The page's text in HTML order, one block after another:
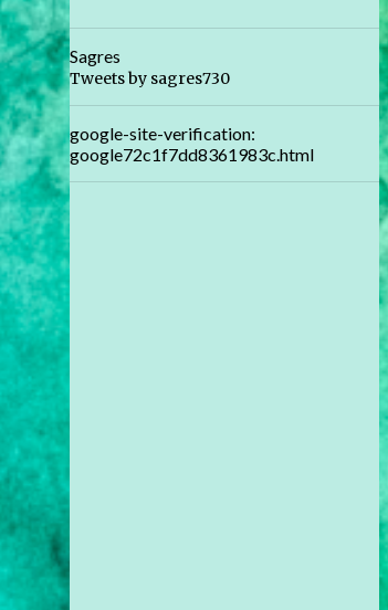
Sagres
Tweets by sagres730
google-site-verification:
google72c1f7dd8361983c.html